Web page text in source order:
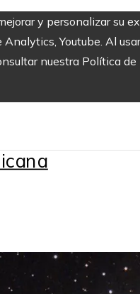
y personalizar su
Analytics, Youtube. Al
nuestra Política de